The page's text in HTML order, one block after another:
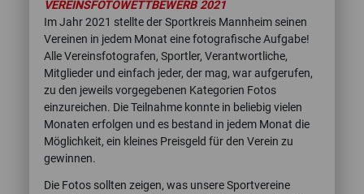
VEREINSFOTOWETTBEWERB 2021
Im Jahr 2021 stellte der Sportkreis Mannheim seinen
Vereinen in jedem Monat eine fotografische Aufgabe!
Alle Vereinsfotografen, Sportler, Verantwortliche,
Mitglieder und einfach jeder, der mag, war aufgerufen,
zu den jeweils vorgegebenen Kategorien Fotos
einzureichen. Die Teilnahme konnte in beliebig vielen
Monaten erfolgen und es bestand in jedem Monat die
Möglichkeit, ein kleines Preisgeld für den Verein zu
gewinnen.
Die Fotos sollten zeigen, was unsere Sportvereine